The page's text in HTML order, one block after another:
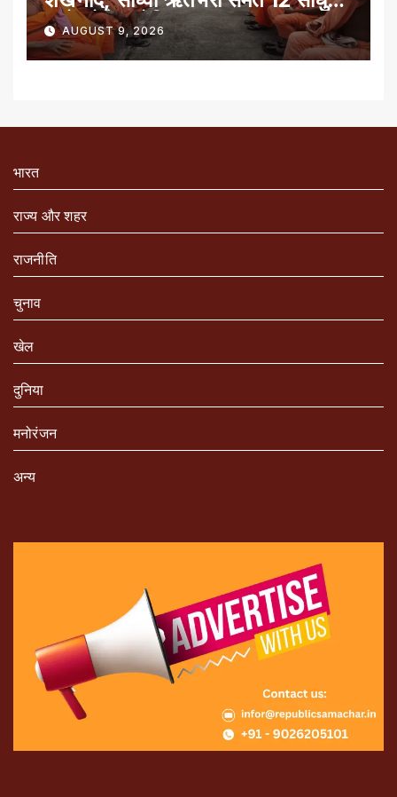
संतों को रेड नोटिस
AUGUST 9, 2026
भारत
राज्य और शहर
राजनीति
चुनाव
खेल
दुनिया
मनोरंजन
अन्य